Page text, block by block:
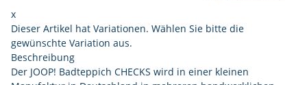
x
Dieser Artikel hat Variationen. Wählen Sie bitte die
gewünschte Variation aus.
Beschreibung
Der JOOP! Badteppich CHECKS wird in einer kleinen